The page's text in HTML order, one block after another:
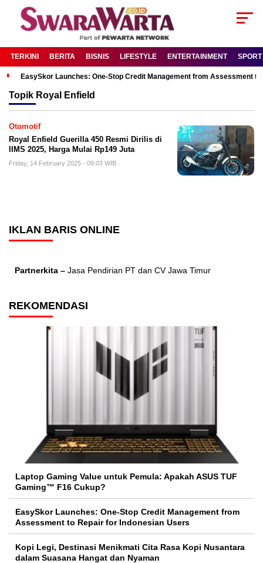
TERKINI BERITA BISNIS LIFESTYLE ENTERTAINMENT SPORT
EasySkor Launches: One-Stop Credit Management from Assessment
Topik Royal Enfield
Otomotif
Royal Enfield Guerilla 450 Resmi Dirilis di
IIMS 2025, Harga Mulai Rp149 Juta
Friday, 14 February 2025 - 09:03 WIB
IKLAN BARIS ONLINE
Partnerkita – Jasa Pendirian PT dan CV Jawa Timur
REKOMENDASI
Laptop Gaming Value untuk Pemula: Apakah ASUS TUF
Gaming™ F16 Cukup?
EasySkor Launches: One-Stop Credit Management from
Assessment to Repair for Indonesian Users
Kopi Legi, Destinasi Menikmati Cita Rasa Kopi Nusantara
dalam Suasana Hangat dan Nyaman